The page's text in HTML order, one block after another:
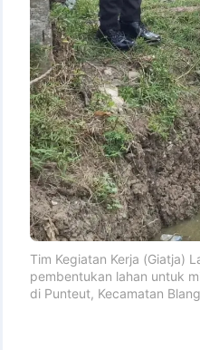
Tim Kegiatan Kerja (Giatja)
pembentukan lahan untuk
di Punteut, Kecamatan